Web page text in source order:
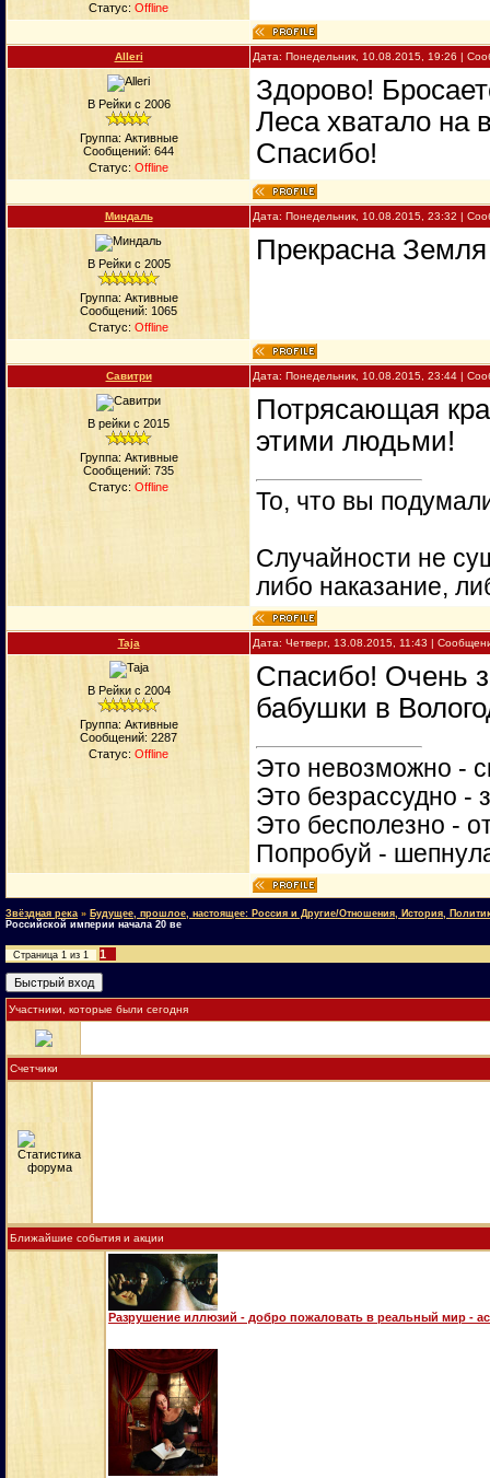
Статус: Offline
Alleri Дата: Понедельник, 10.08.2015, 19:26 |
В Рейки с 2006
Группа: Активные
Сообщений: 644
Статус: Offline
Здорово!
Леса хватало на
Спасибо!
Миндаль Дата: Понедельник, 10.08.2015, 23:32 |
В Рейки с 2005
Группа: Активные
Сообщений: 1065
Статус: Offline
Прекрасна
Савитри Дата: Понедельник, 10.08.2015, 23:44 |
В рейки с 2015
Группа: Активные
Сообщений: 735
Статус: Offline
Потрясающая
этими людьми!
То, что вы
Случайности не
либо наказание,
Taja Дата: Четверг, 13.08.2015, 11:43 |
В Рейки с 2004
Группа: Активные
Сообщений: 2287
Статус: Offline
Спасибо! Очень
бабушки в
Это невозможно -
Это безрассудно -
Это бесполезно -
Попробуй -
Звёздная река » Будущее, прошлое, настоящее: Россия и Другие/Отношения, История,
Российской империи начала 20 ве
Страница 1 из 1 1
Участники, которые были сегодня
Счетчики
Ближайшие события и акции
Разрушение иллюзий - добро пожаловать в реальный мир -